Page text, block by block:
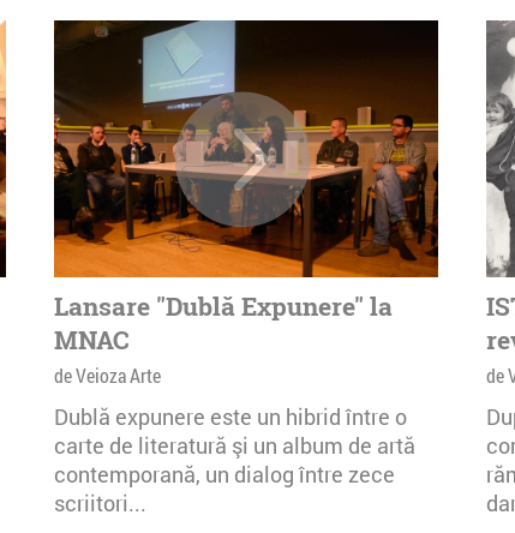
deja de
de
integrat
această
ca un
diferite
ales
Unul
primei
de o
artisti
Universe- by Modulab
@POINT
Lansare "Dublă Expunere" la
MNAC
de Veioza Arte
Dublă expunere este un hibrid între o
carte de literatură şi un album de artă
contemporană, un dialog între zece
scriitori...
de